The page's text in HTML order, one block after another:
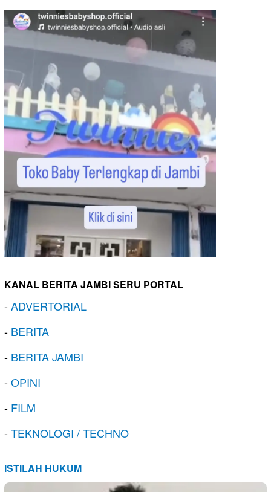
KANAL BERITA JAMBI SERU PORTAL
-ADVERTORIAL
- BERITA
- BERITA JAMBI
-OPINI
- FILM
-TEKNOLOGI / TECHNO
ISTILAH HUKUM